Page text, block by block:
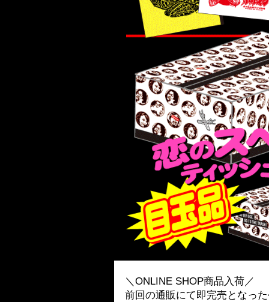
＼ONLINE SHOP商品入荷／
前回の通販にて即完売となっ